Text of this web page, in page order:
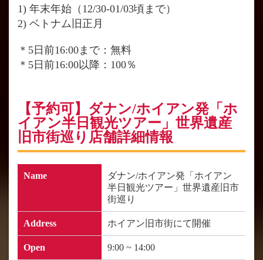
1) 年末年始（12/30-01/03頃まで）
2) ベトナム旧正月
＊5日前16:00まで：無料
＊5日前16:00以降：100％
【予約可】ダナン/ホイアン発「ホ
イアン半日観光ツアー」世界遺産
旧市街巡り店舗詳細情報
Name
ダナン/ホイアン発「ホイアン
半日観光ツアー」世界遺産旧市
街巡り
Address ホイアン旧市街にて開催
Open 9:00 ~ 14:00